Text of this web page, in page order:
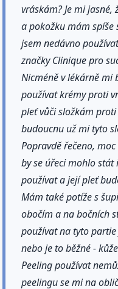
vráskám? Je mi
a pokožku mám spíše
jsem nedávno
značky Clinique pro
Nicméně v lékárně mi
používat krémy proti
pleť vůči složkám
budoucnu už mi tyto
Popravdě řečeno,
by se úřeci mohlo stát
používat a její pleť
Mám také potíže s
obočím a na bočních
používat na tyto
nebo je to běžné -
Peeling používat
peelingu se mi na